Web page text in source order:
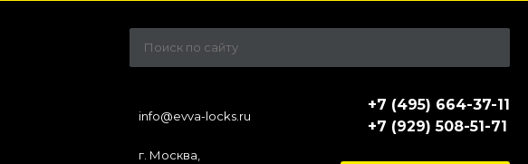
info@evva-locks.ru
+7 (495) 664-37-11
+7 (929) 508-51-71
г. Москва,